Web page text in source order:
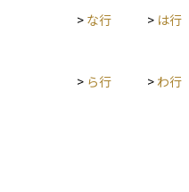
> な行 > は行
> ら行 > わ行